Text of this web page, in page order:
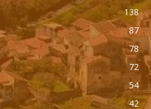
138
87
78
72
54
42